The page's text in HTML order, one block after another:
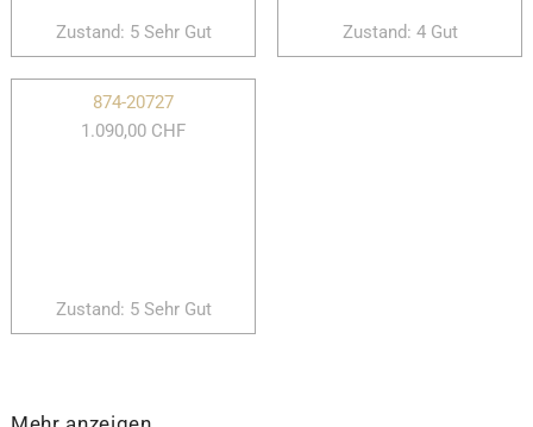
Zustand: 5 Sehr Gut Zustand: 4 Gut
874-20727
1.090,00 CHF
Zustand: 5 Sehr Gut